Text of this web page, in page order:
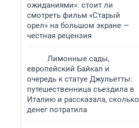
ожиданиями»: стоит ли
смотреть фильм «Старый
орел» на большом экране —
честная рецензия
Лимонные сады,
европейский Байкал и
очередь к статуе Джульетты:
путешественница съездила в
Италию и рассказала, сколько
денег потратила